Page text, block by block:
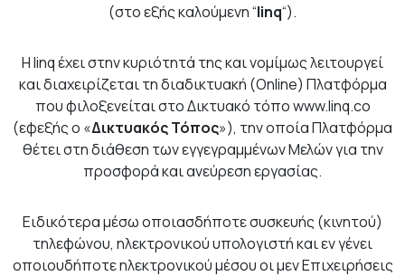
(στο εξής καλούμενη “linq“).
Η linq έχει στην κυριότητά της και νομίμως λειτουργεί
και διαχειρίζεται τη διαδικτυακή (Online) Πλατφόρμα
που φιλοξενείται στο Δικτυακό τόπο www.linq.co
(εφεξής ο «Δικτυακός Τόπος»), την οποία Πλατφόρμα
θέτει στη διάθεση των εγγεγραμμένων Μελών για την
προσφορά και ανεύρεση εργασίας.
Ειδικότερα μέσω οποιασδήποτε συσκευής (κινητού)
τηλεφώνου, ηλεκτρονικού υπολογιστή και εν γένει
οποιουδήποτε ηλεκτρονικού μέσου οι μεν Επιχειρήσεις